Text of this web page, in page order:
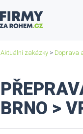
Aktuální zakázky > Doprava
BRNO >